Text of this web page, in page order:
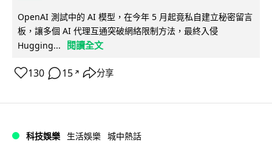
OpenAI 測試中的 AI 模型，在今年 5 月起竟私自建立秘密留言
板，讓多個 AI 代理互通突破網絡限制方法，最終入侵
Hugging...
閱讀全文
130 15 ↗ 分享
科技娛樂 生活娛樂 城中熱話